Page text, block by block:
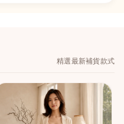
精選最新補貨款式